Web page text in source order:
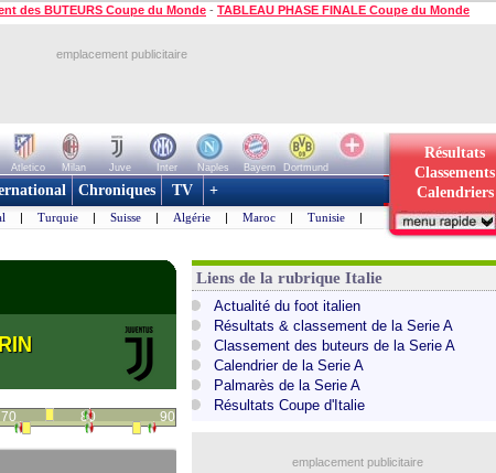
des BUTEURS Coupe du Monde - TABLEAU PHASE FINALE Coupe du Monde
emplacement publicitaire
Atletico Milan Juve Inter Naples Bayern
Dortmund
Résultats
Classements
Calendriers
Chroniques TV +
| Turquie | Suisse | Algérie | Maroc | Tunisie |
70 80 90
Liens de la rubrique Italie
Actualité du foot italien
Résultats & classement de la Serie A
Classement des buteurs de la Serie A
Calendrier de la Serie A
Palmarès de la Serie A
Résultats Coupe d'Italie
emplacement publicitaire